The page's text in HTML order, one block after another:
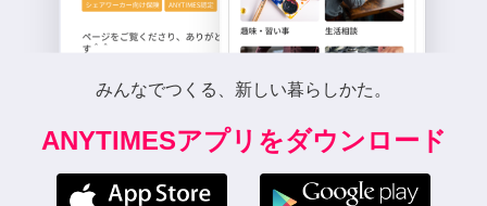
みんなでつくる、新しい暮らしかた。
ANYTIMESアプリをダウンロード